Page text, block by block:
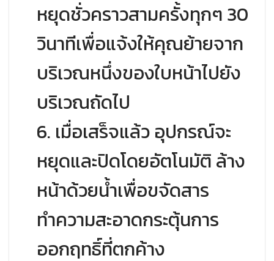
หยุดชั่วคราวสามครั้งทุกๆ 30
วินาทีเพื่อแจ้งให้คุณย้ายจาก
บริเวณหนึ่งของใบหน้าไปยัง
บริเวณถัดไป
6. เมื่อเสร็จแล้ว อุปกรณ์จะ
หยุดและปิดโดยอัตโนมัติ ล้าง
หน้าด้วยน้ำเพื่อขจัดสาร
ทำความสะอาดกระตุ้นการ
ออกฤทธิ์ที่ตกค้าง